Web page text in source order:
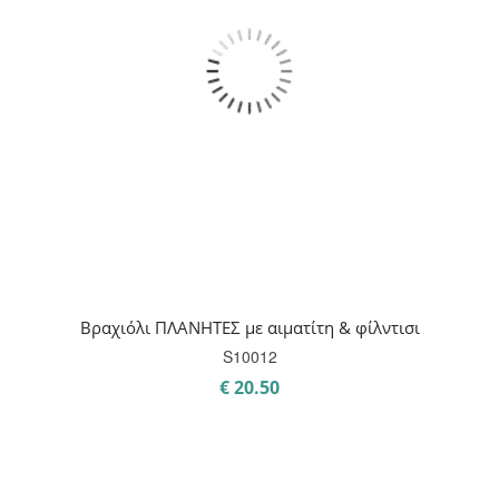
Βραχιόλι ΠΛΑΝΗΤΕΣ με αιματίτη & φίλντισι
S10012
€20.50